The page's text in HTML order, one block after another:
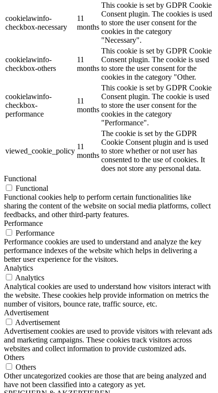
cookielawinfo-
checkbox-necessary
11
months
This cookie is set by GDPR Cookie
Consent plugin. The cookies is used
to store the user consent for the
cookies in the category
"Necessary".
cookielawinfo-
checkbox-others
11
months
This cookie is set by GDPR Cookie
Consent plugin. The cookie is used
to store the user consent for the
cookies in the category "Other.
cookielawinfo-
checkbox-
performance
11
months
This cookie is set by GDPR Cookie
Consent plugin. The cookie is used
to store the user consent for the
cookies in the category
"Performance".
viewed_cookie_policy
11
months
The cookie is set by the GDPR
Cookie Consent plugin and is used
to store whether or not user has
consented to the use of cookies. It
does not store any personal data.
Functional
Functional
Functional cookies help to perform certain functionalities like
sharing the content of the website on social media platforms, collect
feedbacks, and other third-party features.
Performance
Performance
Performance cookies are used to understand and analyze the key
performance indexes of the website which helps in delivering a
better user experience for the visitors.
Analytics
Analytics
Analytical cookies are used to understand how visitors interact with
the website. These cookies help provide information on metrics the
number of visitors, bounce rate, traffic source, etc.
Advertisement
Advertisement
Advertisement cookies are used to provide visitors with relevant ads
and marketing campaigns. These cookies track visitors across
websites and collect information to provide customized ads.
Others
Others
Other uncategorized cookies are those that are being analyzed and
have not been classified into a category as yet.